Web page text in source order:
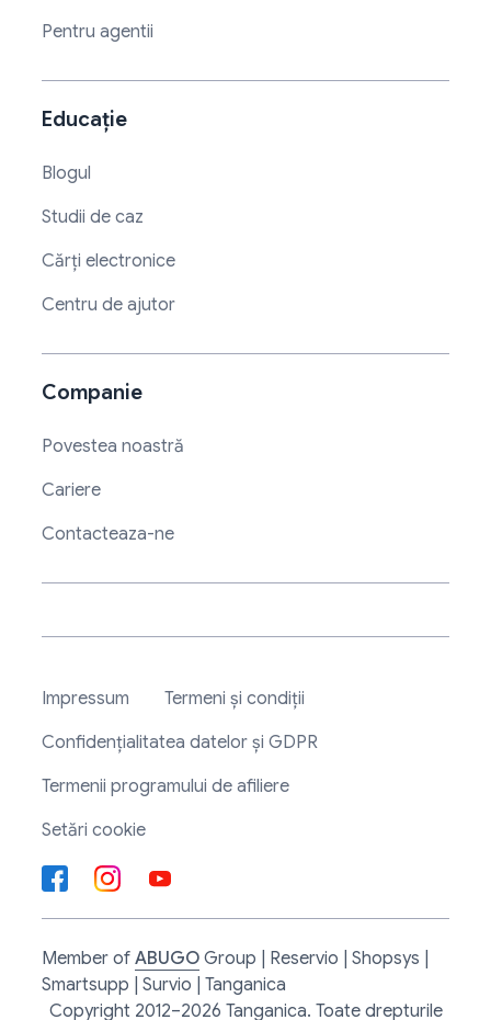
Pentru agentii
Educație
Blogul
Studii de caz
Cărți electronice
Centru de ajutor
Companie
Povestea noastră
Cariere
Contacteaza-ne
Impressum
Termeni și condiții
Confidențialitatea datelor și GDPR
Termenii programului de afiliere
Setări cookie
Member of ABUGO Group | Reservio | Shopsys |
Smartsupp | Survio | Tanganica
Copyright 2012–2026 Tanganica. Toate drepturile